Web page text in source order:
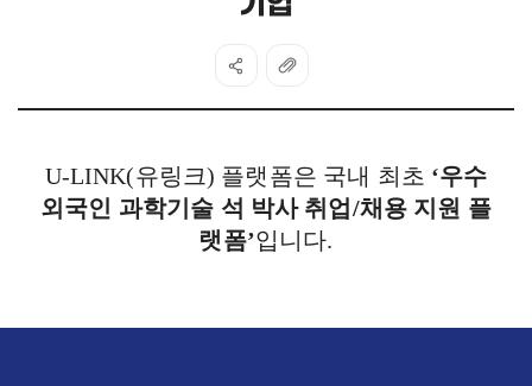
기업
U-LINK(유링크) 플랫폼은 국내 최초 ‘우수
외국인 과학기술 석 박사 취업/채용 지원 플
랫폼’입니다.